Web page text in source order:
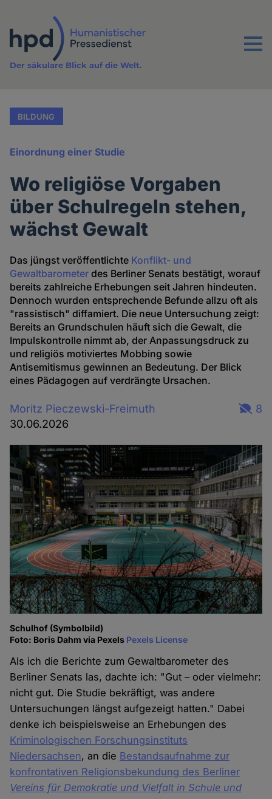
Inhalt
Menu
Der säkulare Blick auf die Welt.
BILDUNG
Einordnung einer Studie
Wo religiöse Vorgaben
über Schulregeln stehen,
wächst Gewalt
Das jüngst veröffentlichte Konflikt- und
Gewaltbarometer des Berliner Senats bestätigt, worauf
bereits zahlreiche Erhebungen seit Jahren hindeuten.
Dennoch wurden entsprechende Befunde allzu oft als
"rassistisch" diffamiert. Die neue Untersuchung zeigt:
Bereits an Grundschulen häuft sich die Gewalt, die
Impulskontrolle nimmt ab, der Anpassungsdruck zu
und religiös motiviertes Mobbing sowie
Antisemitismus gewinnen an Bedeutung. Der Blick
eines Pädagogen auf verdrängte Ursachen.
Moritz Pieczewski-Freimuth
30.06.2026
8
Schulhof (Symbolbild)
Foto: Boris Dahm via Pexels Pexels License
Als ich die Berichte zum Gewaltbarometer des
Berliner Senats las, dachte ich: "Gut – oder vielmehr:
nicht gut. Die Studie bekräftigt, was andere
Untersuchungen längst aufgezeigt hatten." Dabei
denke ich beispielsweise an Erhebungen des
Kriminologischen Forschungsinstituts
Niedersachsen, an die Bestandsaufnahme zur
konfrontativen Religionsbekundung des Berliner
Vereins für Demokratie und Vielfalt in Schule und